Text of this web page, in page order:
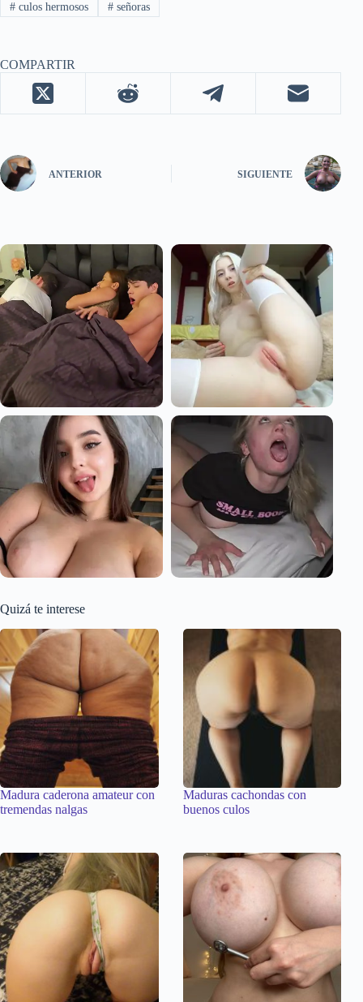
#culos hermosos #señoras
COMPARTIR
ANTERIOR SIGUIENTE
Quizá te interese
Madura caderona amateur con
tremendas nalgas
Maduras cachondas con
buenos culos